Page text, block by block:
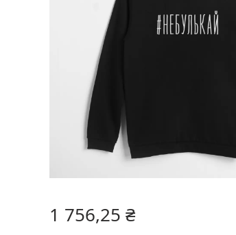
1 756,25 ₴